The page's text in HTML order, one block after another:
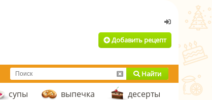
Добавить рецепт
Найти
супы выпечка десерты